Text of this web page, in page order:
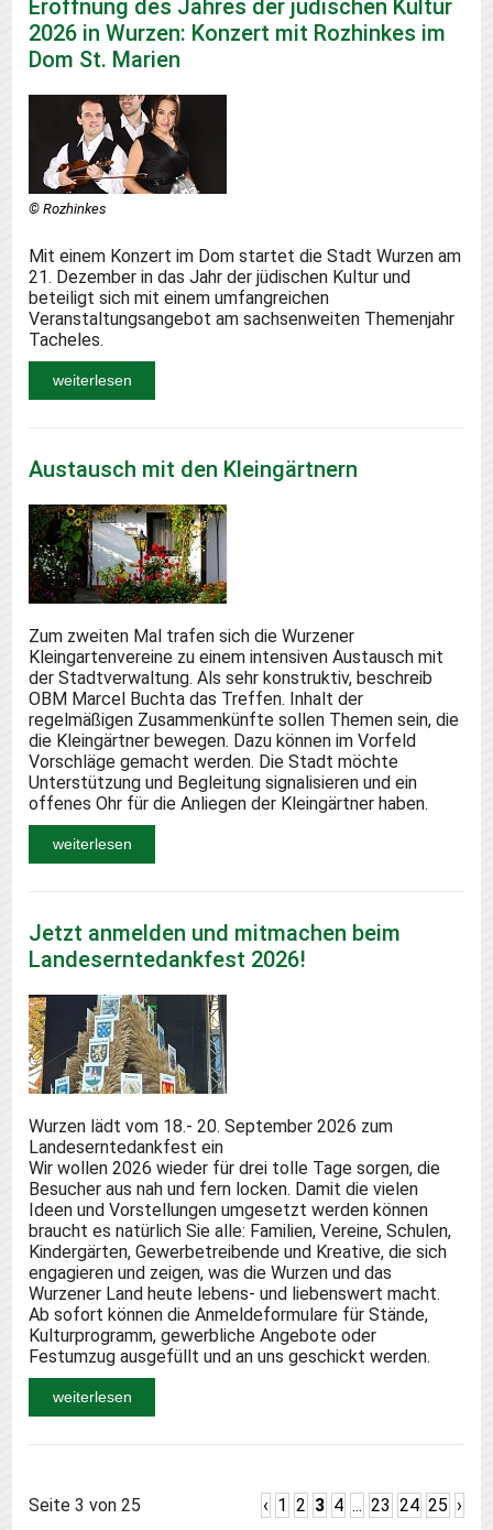
Eröffnung des Jahres der jüdischen Kultur
2026 in Wurzen: Konzert mit Rozhinkes im
Dom St. Marien
© Rozhinkes
Mit einem Konzert im Dom startet die Stadt Wurzen am
21. Dezember in das Jahr der jüdischen Kultur und
beteiligt sich mit einem umfangreichen
Veranstaltungsangebot am sachsenweiten Themenjahr
Tacheles.
weiterlesen
Austausch mit den Kleingärtnern
Zum zweiten Mal trafen sich die Wurzener
Kleingartenvereine zu einem intensiven Austausch mit
der Stadtverwaltung. Als sehr konstruktiv, beschreib
OBM Marcel Buchta das Treffen. Inhalt der
regelmäßigen Zusammenkünfte sollen Themen sein, die
die Kleingärtner bewegen. Dazu können im Vorfeld
Vorschläge gemacht werden. Die Stadt möchte
Unterstützung und Begleitung signalisieren und ein
offenes Ohr für die Anliegen der Kleingärtner haben.
weiterlesen
Jetzt anmelden und mitmachen beim
Landeserntedankfest 2026!
Wurzen lädt vom 18.- 20. September 2026 zum
Landeserntedankfest ein
Wir wollen 2026 wieder für drei tolle Tage sorgen, die
Besucher aus nah und fern locken. Damit die vielen
Ideen und Vorstellungen umgesetzt werden können
braucht es natürlich Sie alle: Familien, Vereine, Schulen,
Kindergärten, Gewerbetreibende und Kreative, die sich
engagieren und zeigen, was die Wurzen und das
Wurzener Land heute lebens- und liebenswert macht.
Ab sofort können die Anmeldeformulare für Stände,
Kulturprogramm, gewerbliche Angebote oder
Festumzug ausgefüllt und an uns geschickt werden.
weiterlesen
Seite 3 von 25 ‹ 1 2 3 4 ... 23 24 25 ›